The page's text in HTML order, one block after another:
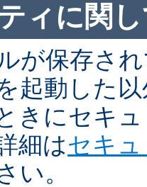
ィに関
が保存さ
起動した
きにセキ
細はセキ
い。